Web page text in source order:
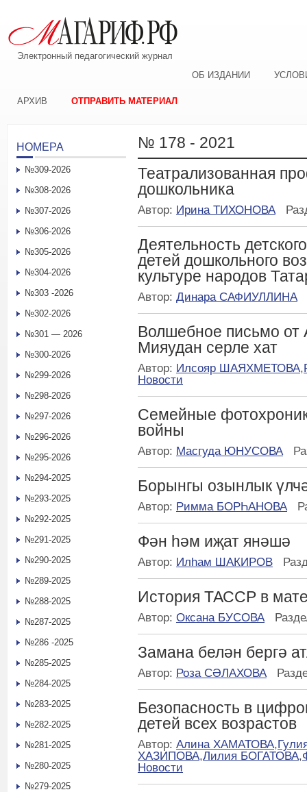
Электронный педагогический журнал
ОБ ИЗДАНИИ
АРХИВ ОТПРАВИТЬ МАТЕРИАЛ
№ 178 - 2021
Театрализованная
дошкольника
Автор: Ирина ТИХОНОВА
Деятельность
детей дошкольного
культуре народов
Автор: Динара САФИУЛЛИНА
Волшебное письмо от
Мияудан серле хат
Автор: Илсояр ШАЯХМЕТОВА,
Новости
Семейные
войны
Автор: Масгуда ЮНУСОВА
Борынгы озынлык
Автор: Римма БОРҺАНОВА
Фән һәм иҗат янәшә
Автор: Илһам ШАКИРОВ
История ТАССР в
Автор: Оксана БУСОВА
Замана белән бергә
Автор: Роза СӘЛАХОВА
Безопасность в
детей всех возрастов
Автор: Алина ХАМАТОВА,
ХАЗИПОВА,Лилия БОГАТОВА,
Новости
НОМЕРА
№309-2026
№308-2026
№307-2026
№306-2026
№305-2026
№304-2026
№303 -2026
№302-2026
№301 — 2026
№300-2026
№299-2026
№298-2026
№297-2026
№296-2026
№295-2026
№294-2025
№293-2025
№292-2025
№291-2025
№290-2025
№289-2025
№288-2025
№287-2025
№286 -2025
№285-2025
№284-2025
№283-2025
№282-2025
№281-2025
№280-2025
№279-2025